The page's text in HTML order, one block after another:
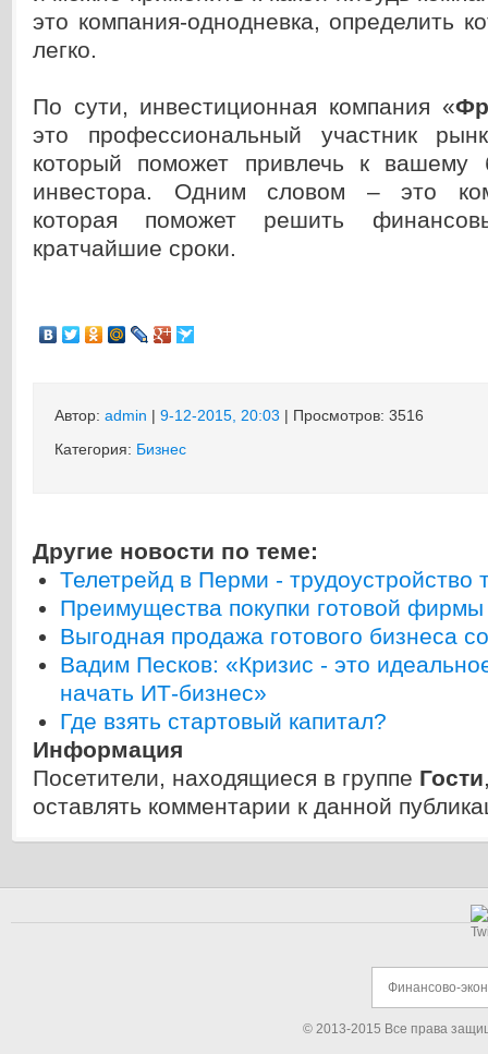
это компания-однодневка, определить
легко.
По сути, инвестиционная компания «
это профессиональный участник
который поможет привлечь к вашему
инвестора. Одним словом – это
которая поможет решить
кратчайшие сроки.
Автор: admin | 9-12-2015, 20:03 | Просмотров: 3516
Категория: Бизнес
Другие новости по теме:
Телетрейд в Перми - трудоустройство
Преимущества покупки готовой фирмы
Выгодная продажа готового бизнеса
Вадим Песков: «Кризис - это
начать ИТ-бизнес»
Где взять стартовый капитал?
Информация
Посетители, находящиеся в группе Гости
оставлять комментарии к данной
Финансово-
© 2013-2015 Все права